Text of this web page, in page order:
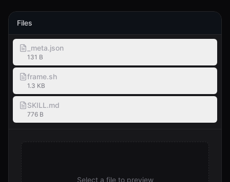
Files
_meta.json
131 B
frame.sh
1.3 KB
SKILL.md
776 B
Select a file to preview